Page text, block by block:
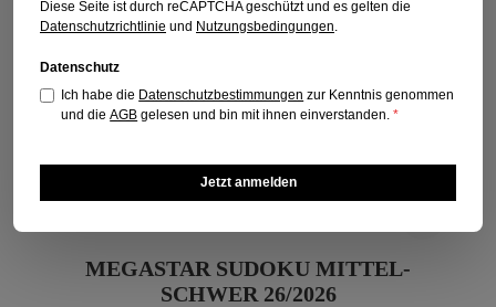
MEGASTAR SUDOKU MITTEL-
SCHWER 26/2026
Diese Seite ist durch reCAPTCHA geschützt und es gelten die
Datenschutzrichtlinie und Nutzungsbedingungen.
Datenschutz
Ich habe die Datenschutzbestimmungen zur Kenntnis genommen
und dieAGB gelesen und bin mit ihnen einverstanden.*
Jetzt anmelden